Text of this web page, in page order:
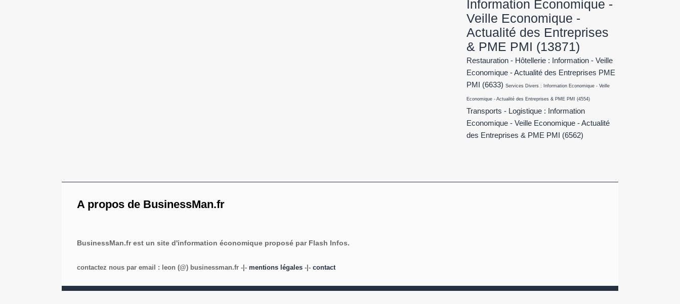
Information Economique -
Veille Economique -
Actualité des Entreprises
& PME PMI (13871)
Restauration - Hôtellerie : Information - Veille
Economique - Actualité des Entreprises PME
PMI
(6633) Services Divers : Information Economique - Veille
Economique - Actualité des Entreprises & PME PMI (4554)
Transports - Logistique : Information
Economique - Veille Economique - Actualité
des Entreprises & PME PMI
(6562)
A propos de BusinessMan.fr
BusinessMan.fr est un site d'information économique proposé par Flash Infos.
contactez nous par email : leon (@) businessman.fr -|- mentions légales -|- contact